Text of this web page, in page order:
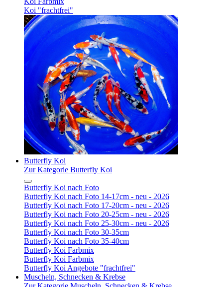
Koi "frachtfrei"
Butterfly Koi
Zur Kategorie Butterfly Koi
Butterfly Koi nach Foto
Butterfly Koi nach Foto 14-17cm - neu - 2026
Butterfly Koi nach Foto 17-20cm - neu - 2026
Butterfly Koi nach Foto 20-25cm - neu - 2026
Butterfly Koi nach Foto 25-30cm - neu - 2026
Butterfly Koi nach Foto 30-35cm
Butterfly Koi nach Foto 35-40cm
Butterfly Koi Farbmix
Butterfly Koi Farbmix
Butterfly Koi Angebote "frachtfrei"
Muscheln, Schnecken & Krebse